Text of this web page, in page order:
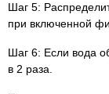
Шаг 5:
при включенной
Шаг 6: Если вода
в 2 раза.